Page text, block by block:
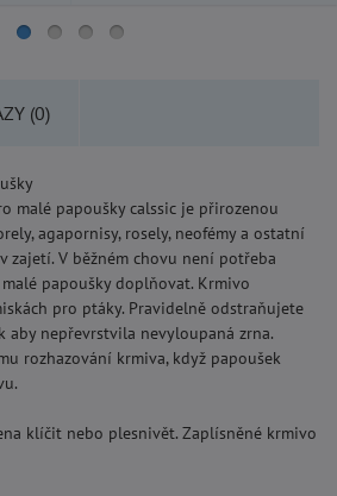
(0)
malé papoušky calssic je přirozenou
agapornisy, rosely, neofémy a ostatní
zajetí. V běžném chovu není potřeba
papoušky doplňovat. Krmivo
pro ptáky. Pravidelně odstraňujete
aby nepřevrstvila nevyloupaná zrna.
rozhazování krmiva, když papoušek
klíčit nebo plesnivět. Zaplísněné krmivo